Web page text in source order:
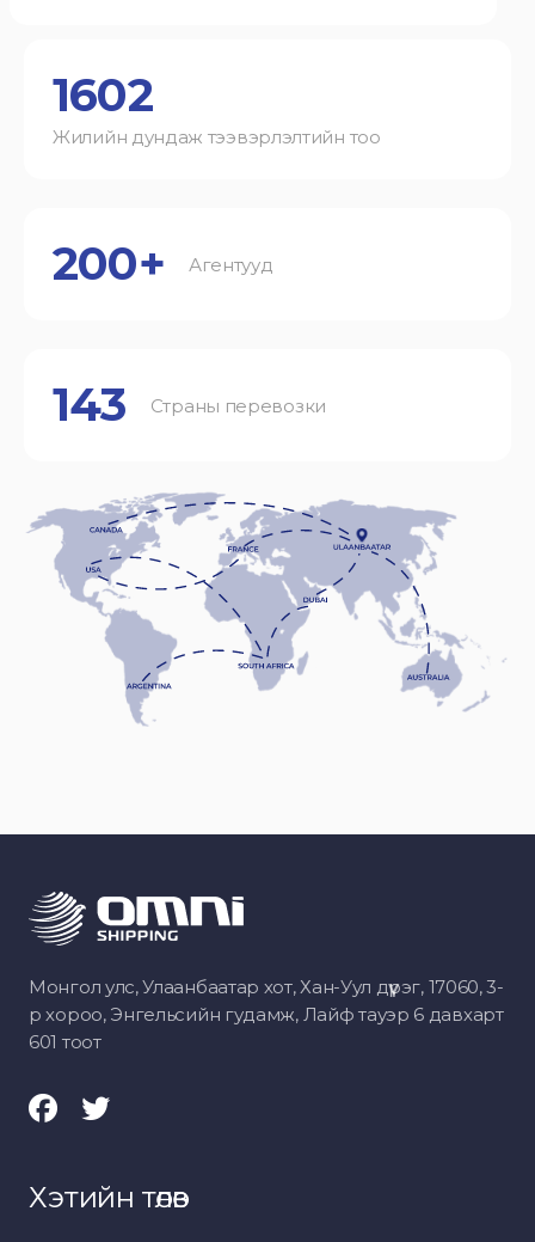
1602
Жилийн дундаж тээвэрлэлтийн тоо
200+ Агентууд
143 Страны перевозки
Монгол улс, Улаанбаатар хот, Хан-Уул дүүрэг, 17060, 3-
р хороо, Энгельсийн гудамж, Лайф тауэр 6 давхарт
601 тоот
Хэтийн төлөв